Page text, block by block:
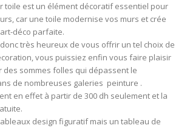
toile est un élément décoratif essentiel pour
car une toile modernise vos murs et crée
déco parfaite.
très heureux de vous offrir un tel choix de
vous puissiez enfin vous faire plaisir
des sommes folles qui dépassent le
de nombreuses galeries peinture .
en effet à partir de 300 dh seulement et la
design figuratif mais un tableau de